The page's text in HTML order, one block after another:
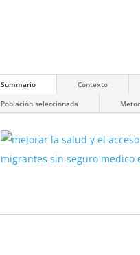
Summario
Contexto
Población seleccionada